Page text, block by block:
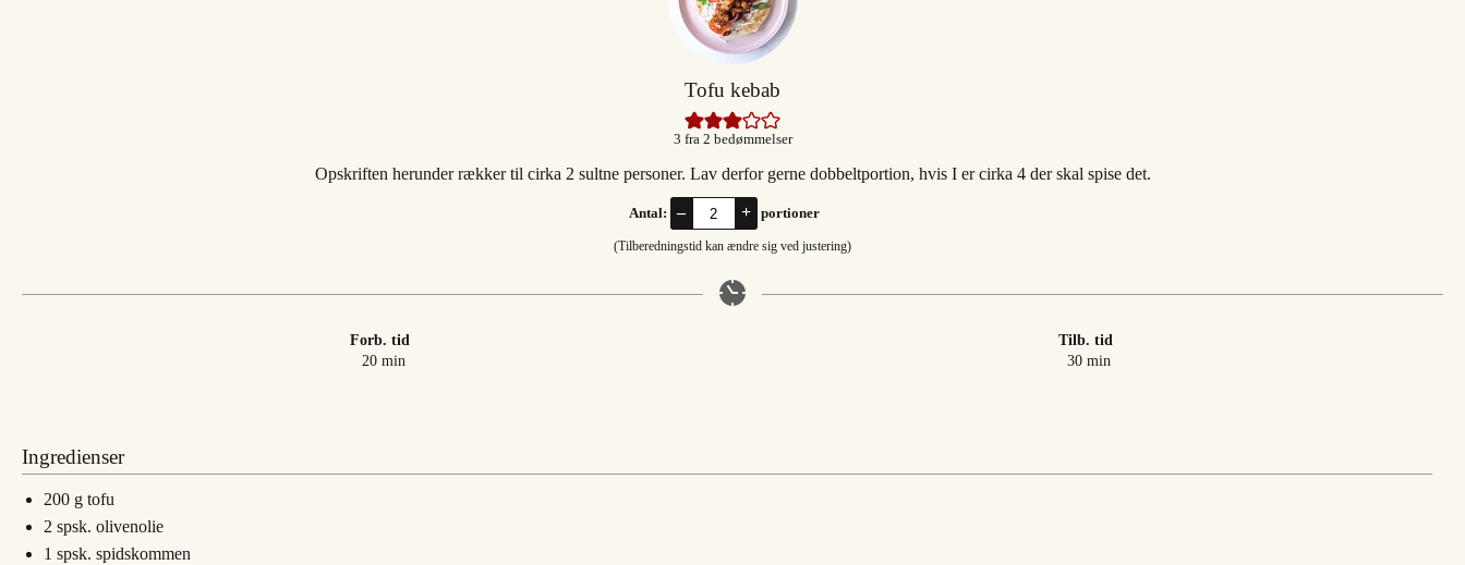
Tofu kebab
3 fra 2 bedømmelser
Opskriften herunder rækker til cirka 2 sultne personer. Lav derfor gerne dobbeltportion, hvis I er cirka 4 der skal spise det.
Antal: – + portioner
(Tilberedningstid kan ændre sig ved justering)
Forb. tid
20minutter
min
Tilb. tid
30minutter
min
Ingredienser
200 g tofu
2 spsk. olivenolie
1 spsk. spidskommen